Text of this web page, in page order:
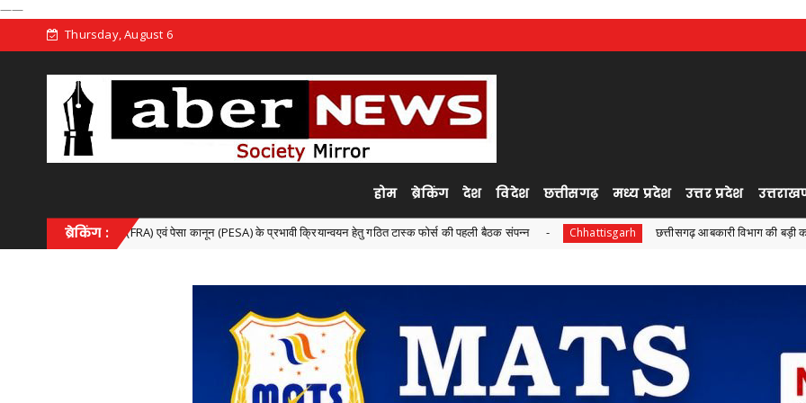
——
Thursday, August 6
होम ब्रेकिंग देश विदेश छत्तीसगढ़ मध्य प्रदेश उत्तर प्रदेश
ब्रेकिंग :
(FRA) एवं पेसा कानून (PESA) के प्रभावी क्रियान्वयन हेतु गठित टास्क फोर्स की पहली बैठक संपन्न Chhattisgarh छत्तीसगढ़ आबकारी विभाग की बड़ी कार्रवाई, ओवररेटिंग